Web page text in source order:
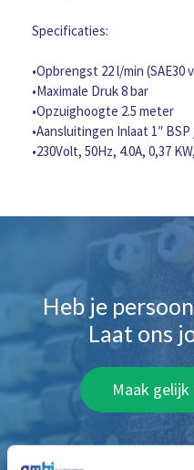
Specificaties:
•Opbrengst 22 l/min (SAE30
•Maximale Druk 8 bar
•Opzuighoogte 2.5 meter
•Aansluitingen Inlaat 1″
•230Volt, 50Hz, 4.0A, 0,37
Heb je
Laat ons
Maak